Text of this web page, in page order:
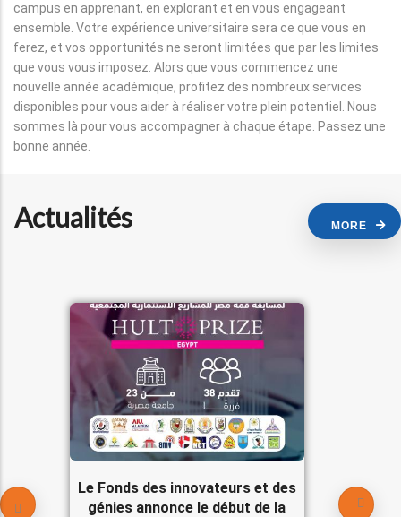
campus en apprenant, en explorant et en vous engageant
ensemble. Votre expérience universitaire sera ce que vous en
ferez, et vos opportunités ne seront limitées que par les limites
que vous vous imposez. Alors que vous commencez une
nouvelle année académique, profitez des nombreux services
disponibles pour vous aider à réaliser votre plein potentiel. Nous
sommes là pour vous accompagner à chaque étape. Passez une
bonne année.
Actualités MORE
Le Fonds des innovateurs et des
génies annonce le début de la